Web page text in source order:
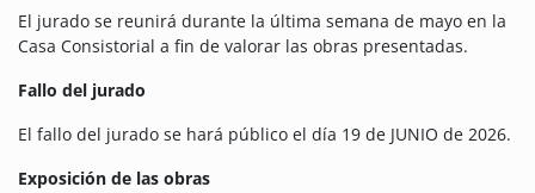
El jurado se reunirá durante la última semana de mayo en la
Casa Consistorial a fin de valorar las obras presentadas.
Fallo del jurado
El fallo del jurado se hará público el día 19 de JUNIO de 2026.
Exposición de las obras